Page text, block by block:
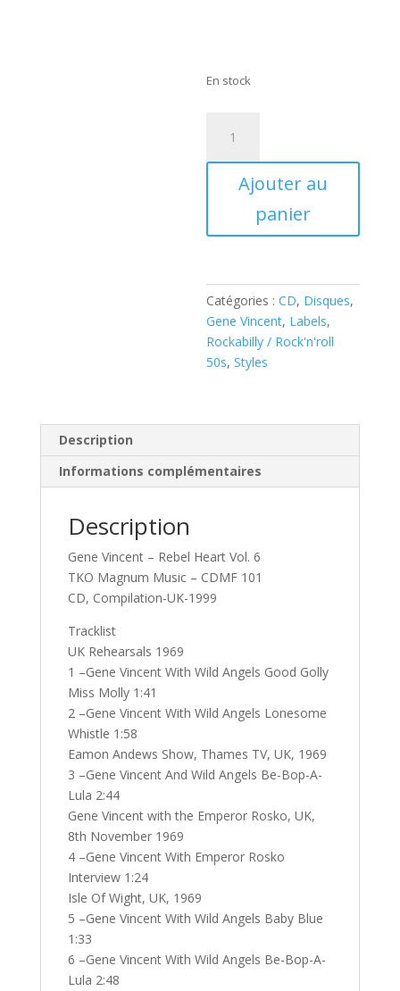
En stock
Gene
Vincent
6
(
CD
)
Ajouter au
panier
Catégories :CD, Disques,
Gene Vincent, Labels,
Rockabilly / Rock'n'roll
50s,Styles
Description
Informations complémentaires
Description
Gene Vincent ‎– Rebel Heart Vol. 6
TKO Magnum Music ‎– CDMF 101
CD, Compilation-UK-1999
Tracklist
UK Rehearsals 1969
1 –Gene Vincent With Wild Angels Good Golly
Miss Molly 1:41
2 –Gene Vincent With Wild Angels Lonesome
Whistle 1:58
Eamon Andews Show, Thames TV, UK, 1969
3 –Gene Vincent And Wild Angels Be-Bop-A-
Lula 2:44
Gene Vincent with the Emperor Rosko, UK,
8th November 1969
4 –Gene Vincent With Emperor Rosko
Interview 1:24
Isle Of Wight, UK, 1969
5 –Gene Vincent With Wild Angels Baby Blue
1:33
6 –Gene Vincent With Wild Angels Be-Bop-A-
Lula 2:48